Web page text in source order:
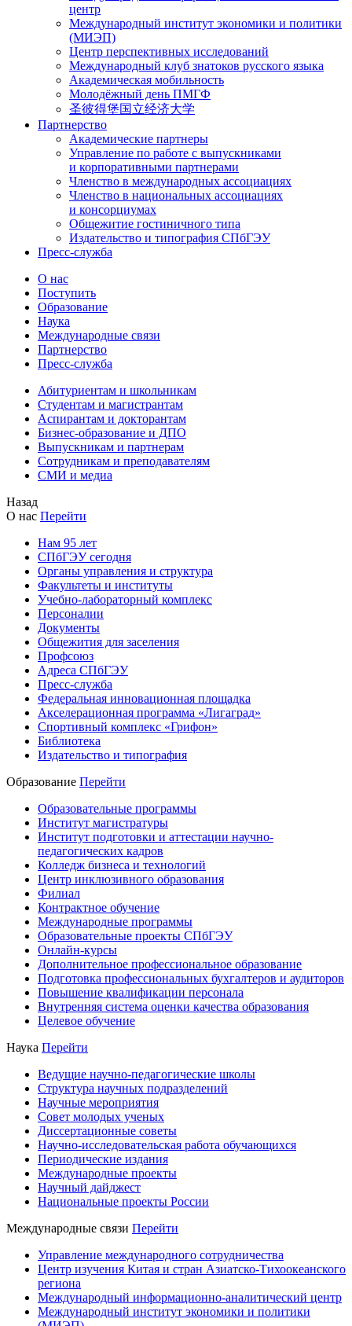
центр
Международный институт экономики и политики
(МИЭП)
Центр перспективных исследований
Международный клуб знатоков русского языка
Академическая мобильность
Молодёжный день ПМГФ
圣彼得堡国立经济大学
Партнерство
Академические партнеры
Управление по работе с выпускниками
и корпоративными партнерами
Членство в международных ассоциациях
Членство в национальных ассоциациях
и консорциумах
Общежитие гостиничного типа
Издательство и типография СПбГЭУ
Пресс-служба
О нас
Поступить
Образование
Наука
Международные связи
Партнерство
Пресс-служба
Абитуриентам и школьникам
Студентам и магистрантам
Аспирантам и докторантам
Бизнес-образование и ДПО
Выпускникам и партнерам
Сотрудникам и преподавателям
СМИ и медиа
Назад
О нас Перейти
Нам 95 лет
СПбГЭУ сегодня
Органы управления и структура
Факультеты и институты
Учебно-лабораторный комплекс
Персоналии
Документы
Общежития для заселения
Профсоюз
Адреса СПбГЭУ
Пресс-служба
Федеральная инновационная площадка
Акселерационная программа «Лигаград»­­
Спортивный комплекс «Грифон»
Библиотека
Издательство и типография
Образование Перейти
Образовательные программы
Институт магистратуры
Институт подготовки и аттестации научно-
педагогических кадров
Колледж бизнеса и технологий
Центр инклюзивного образования
Филиал
Контрактное обучение
Международные программы
Образовательные проекты СПбГЭУ
Онлайн-курсы
Дополнительное профессиональное образование
Подготовка профессиональных бухгалтеров и аудиторов
Повышение квалификации персонала
Внутренняя система оценки качества образования
Целевое обучение
Наука Перейти
Ведущие научно-педагогические школы
Структура научных подразделений
Научные мероприятия
Совет молодых ученых
Диссертационные советы
Научно-исследовательская работа обучающихся
Периодические издания
Международные проекты
Научный дайджест
Национальные проекты России
Международные связи Перейти
Управление международного сотрудничества
Центр изучения Китая и стран Азиатско-Тихоокеанского
региона
Международный информационно-аналитический центр
Международный институт экономики и политики